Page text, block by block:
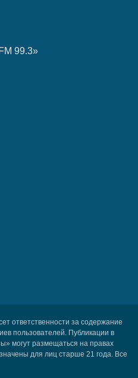
99.3»
ответственности за содержание
пользователей. Публикации в
могут размещаться на правах
для лиц старше 21 года. Все